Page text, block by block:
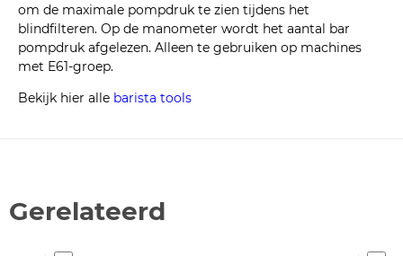
om de maximale pompdruk te zien tijdens het
blindfilteren. Op de manometer wordt het aantal bar
pompdruk afgelezen. Alleen te gebruiken op machines
met E61-groep.
Bekijk hier alle barista tools
Gerelateerd